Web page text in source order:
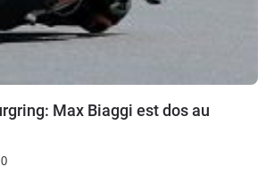
Max Biaggi est dos au
0